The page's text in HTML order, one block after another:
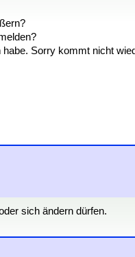
Sorry kommt nicht
sich ändern dürfen.